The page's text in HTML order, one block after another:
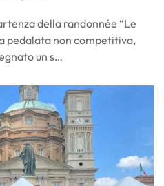
della randonnée “Le
pedalata non competitiva,
un s…